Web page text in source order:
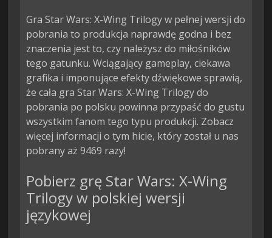
Gra Star Wars: X-Wing Trilogy w pełnej wersji do
pobrania to produkcja naprawdę godna i bez
znaczenia jest to, czy należysz do miłośników
tego gatunku. Wciągający gameplay, ciekawa
grafika i imponujące efekty dźwiękowe sprawią,
że cała gra Star Wars: X-Wing Trilogy do
pobrania po polsku powinna przypaść do gustu
wszystkim fanom tego typu produkcji. Zobacz
więcej informacji o tym hicie, który został u nas
pobrany aż 9469 razy!
Pobierz grę Star Wars: X-Wing
Trilogy w polskiej wersji
językowej